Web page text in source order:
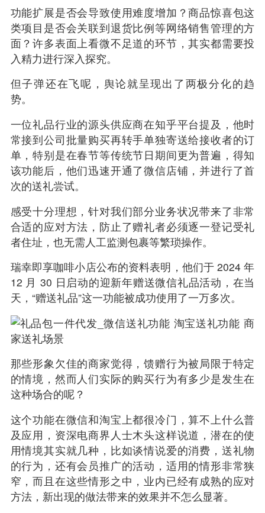
功能扩展是否会导致使用难度增加？商品惊喜包这
类项目是否会关联到退货比例等网络销售管理的方
面？许多表面上看微不足道的环节，其实都需要投
入精力进行深入探究。
但子弹还在飞呢，舆论就呈现出了两极分化的趋
势。
一位礼品行业的源头供应商在知乎平台提及，他时
常接到公司批量购买再转手单独寄送给接收者的订
单，特别是在春节等传统节日期间更为普遍，得知
该功能后，他们迅速开通了微信店铺，并进行了首
次的送礼尝试。
感受十分理想，针对我们部分业务状况带来了非常
合适的应对方法，防止了赠礼者必须逐一登记受礼
者住址，也无需人工监测包裹等繁琐操作。
瑞幸即享咖啡小店公布的资料表明，他们于 2024 年
12 月 30 日启动的迎新年赠送微信礼品活动，在当
天，“赠送礼品”这一功能被成功使用了一万多次。
那些形象欠佳的商家觉得，馈赠行为被局限于特定
的情境，然而人们实际的购买行为有多少是发生在
这种场合的呢？
这个功能在微信和淘宝上都很冷门，算不上什么普
及应用，资深电商界人士木头这样说道，潜在的使
用情境其实就几种，比如谈情说爱的消费，送礼物
的行为，还有会员推广的活动，适用的情形非常狭
窄，而且在这些情形之中，业内已经有成熟的应对
方法，新出现的做法带来的效果并不怎么显著。